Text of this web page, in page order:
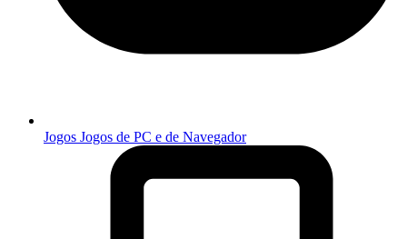
Jogos Jogos de PC e de Navegador